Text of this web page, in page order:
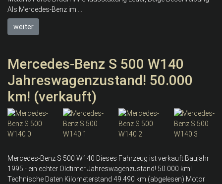
Als Mercedes-Benz im ...
weiter
Mercedes-Benz S 500 W140
Jahreswagenzustand! 50.000
km! (verkauft)
Mercedes-Benz S 500 W140 Dieses Fahrzeug ist verkauft Baujahr
1995 - ein echter Oldtimer Jahreswagenzustand! 50.000 km!
Technische Daten Kilometerstand 49.490 km (abgelesen) Motor